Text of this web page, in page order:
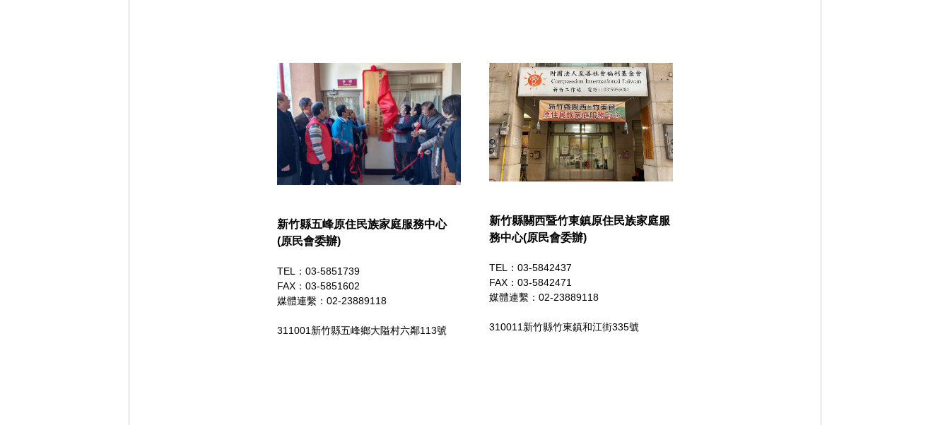
新竹縣五峰原住民族家庭服務中心
(原民會委辦)
TEL：03-5851739
FAX：03-5851602
媒體連繫： 02-23889118
311001新竹縣五峰鄉大隘村六鄰113號
新竹縣關西暨竹東鎮原住民族家庭服
務中心(原民會委辦)
TEL：03-5842437
FAX：03-5842471
媒體連繫： 02-23889118
310011新竹縣竹東鎮和江街335號